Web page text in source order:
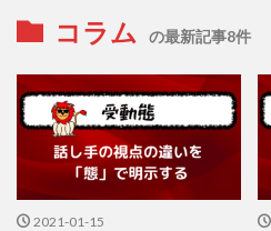
コラム の最新記事8件
2021-01-15